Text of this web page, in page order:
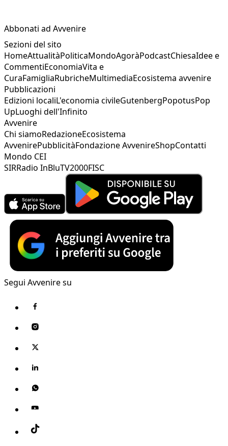
Abbonati ad Avvenire
Sezioni del sito
HomeAttualitàPoliticaMondoAgoràPodcastChiesaIdee e
CommentiEconomiaVita e
CuraFamigliaRubricheMultimediaEcosistema avvenire
Pubblicazioni
Edizioni localiL'economia civileGutenbergPopotusPop
UpLuoghi dell'Infinito
Avvenire
Chi siamoRedazioneEcosistema
AvvenirePubblicitàFondazione AvvenireShopContatti
Mondo CEI
SIRRadio InBluTV2000FISC
Segui Avvenire su